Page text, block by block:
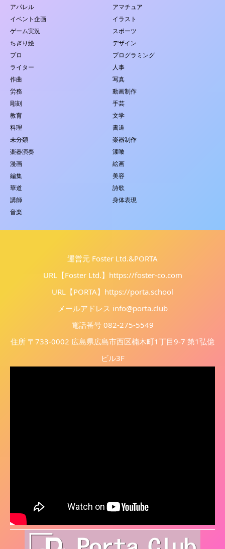
アパレル
アマチュア
イベント企画
イラスト
ゲーム実況
スポーツ
ちぎり絵
デザイン
プロ
プログラミング
ライター
人事
作曲
写真
労務
動画制作
彫刻
手芸
教育
文学
料理
書道
未分類
楽器制作
楽器演奏
漆喰
漫画
絵画
編集
美容
華道
詩歌
講師
身体表現
音楽
運営元 Foster Ltd.&PORTA
URL【Foster Ltd.】 https://foster-co.com
URL【PORTA】 https://porta.school
メールアドレス info@porta.club
電話番号 082-275-5549
住所 〒733-0002 広島県広島市西区楠木町1丁目9-7 第1弘億
ビル3F